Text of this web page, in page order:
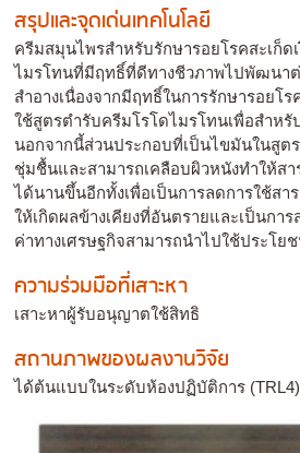
สรุปและจุดเด่นเทคโนโลยี
ครีมสมุนไพรสำหรับรักษารอยโรคสะเก็ด
ไมรโทนที่มีฤทธิ์ที่ดีทางชีวภาพไปพัฒนาต่
สำอางเนื่องจากมีฤทธิ์ในการรักษารอยโร
ใช้สูตรตำรับครีมโรโดไมรโทนเพื่อสำหรั
นอกจากนี้ส่วนประกอบที่เป็นไขมันในสูต
ชุ่มชื้นและสามารถเคลือบผิวหนังทำให้ส
ได้นานขึ้นอีกทั้งเพื่อเป็นการลดการใช้สา
ให้เกิดผลข้างเคียงที่อันตรายและเป็นกา
ค่าทางเศรษฐกิจสามารถนำไปใช้ประโย
ความร่วมมือที่เสาะหา
เสาะหาผู้รับอนุญาตใช้สิทธิ
สถานภาพของผลงานวิจัย
ได้ต้นแบบในระดับห้องปฏิบัติการ (TRL4)